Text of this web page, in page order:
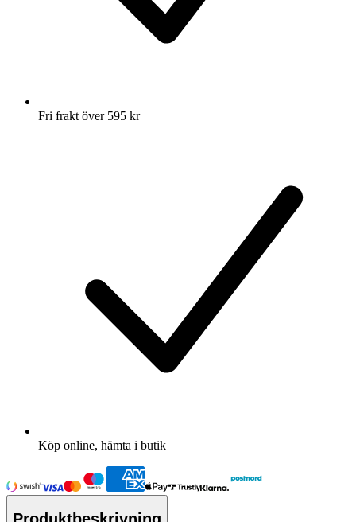
Fri frakt över 595 kr
Köp online, hämta i butik